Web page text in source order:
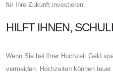
für Ihre Zukunft investieren.
HILFT IHNEN,
Wenn Sie bei Ihrer Hochzeit Geld
vermeiden. Hochzeiten können